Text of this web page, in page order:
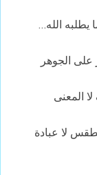
يطلبه الله…
الجوهر
المعنى
لا عبادة